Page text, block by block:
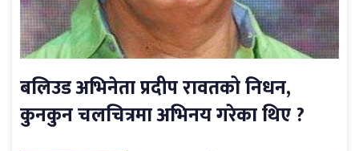
बलिउड अभिनेता प्रदीप रावतको निधन,
कुनकुन चलचित्रमा अभिनय गरेका थिए ?